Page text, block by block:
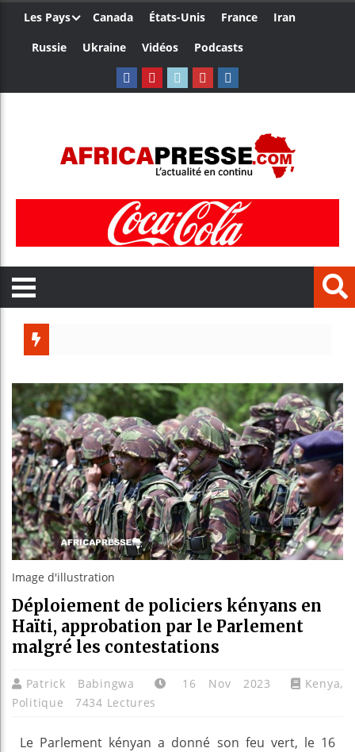
Les Pays Canada États-Unis France
Iran
Russie
Ukraine Vidéos Podcasts
Guinée
Bénin :
Image d'illustration
Déploiement de policiers kényans en
Haïti, approbation par le Parlement
malgré les contestations
Patrick Babingwa 16 Nov 2023 Kenya,
Politique
7434 Lectures
Le Parlement kényan a donné son feu vert, le 16